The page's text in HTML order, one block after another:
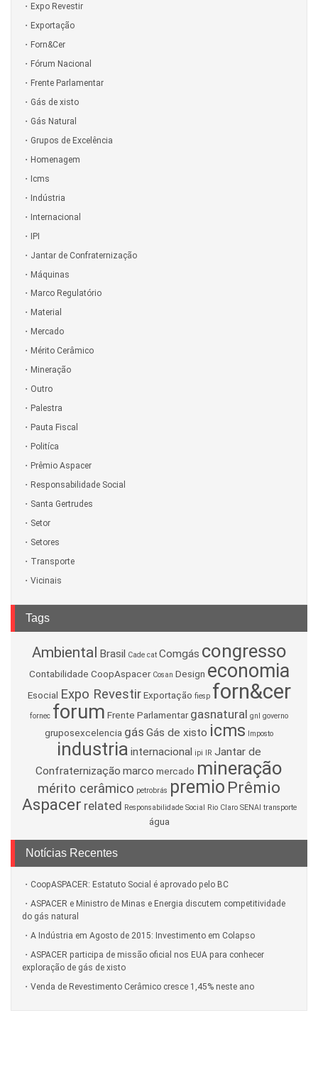
Expo Revestir
Exportação
Forn&Cer
Fórum Nacional
Frente Parlamentar
Gás de xisto
Gás Natural
Grupos de Excelência
Homenagem
Icms
Indústria
Internacional
IPI
Jantar de Confraternização
Máquinas
Marco Regulatório
Material
Mercado
Mérito Cerâmico
Mineração
Outro
Palestra
Pauta Fiscal
Politíca
Prêmio Aspacer
Responsabilidade Social
Santa Gertrudes
Setor
Setores
Transporte
Vicinais
Tags
Ambiental Brasil Cade cat Comgás congresso
Contabilidade CoopAspacer Cosan Design economia
Esocial Expo Revestir Exportação fiesp forn&cer
fornec forum Frente Parlamentar gasnatural gnl governo
gruposexcelencia gás Gás de xisto icms Imposto
industria internacional ipi IR Jantar de
Confraternização marco mercado mineração
mérito cerâmico petrobrás premio Prêmio
Aspacer related Responsabilidade Social Rio Claro SENAI transporte
água
Notícias Recentes
CoopASPACER: Estatuto Social é aprovado pelo BC
ASPACER e Ministro de Minas e Energia discutem competitividade
do gás natural
A Indústria em Agosto de 2015: Investimento em Colapso
ASPACER participa de missão oficial nos EUA para conhecer
exploração de gás de xisto
Venda de Revestimento Cerâmico cresce 1,45% neste ano